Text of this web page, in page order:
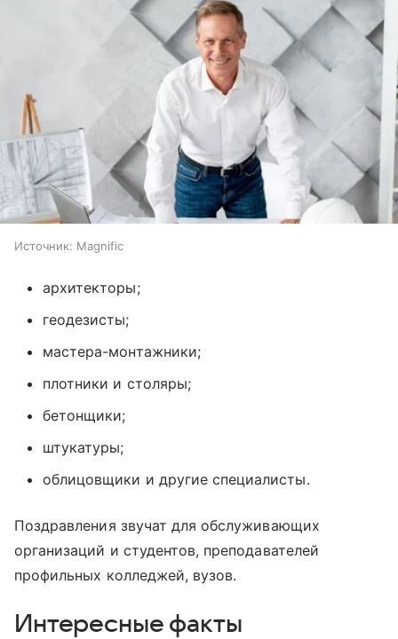
Источник: Magnific
архитекторы;
геодезисты;
мастера-монтажники;
плотники и столяры;
бетонщики;
штукатуры;
облицовщики и другие специалисты.
Поздравления звучат для обслуживающих
организаций и студентов, преподавателей
профильных колледжей, вузов.
Интересные факты